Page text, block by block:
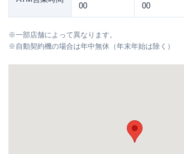
00
00
※一部店舗によって異なります。
※自動契約機の場合は年中無休（年末年始は除く）